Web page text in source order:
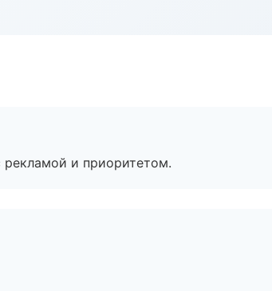
и приоритетом.